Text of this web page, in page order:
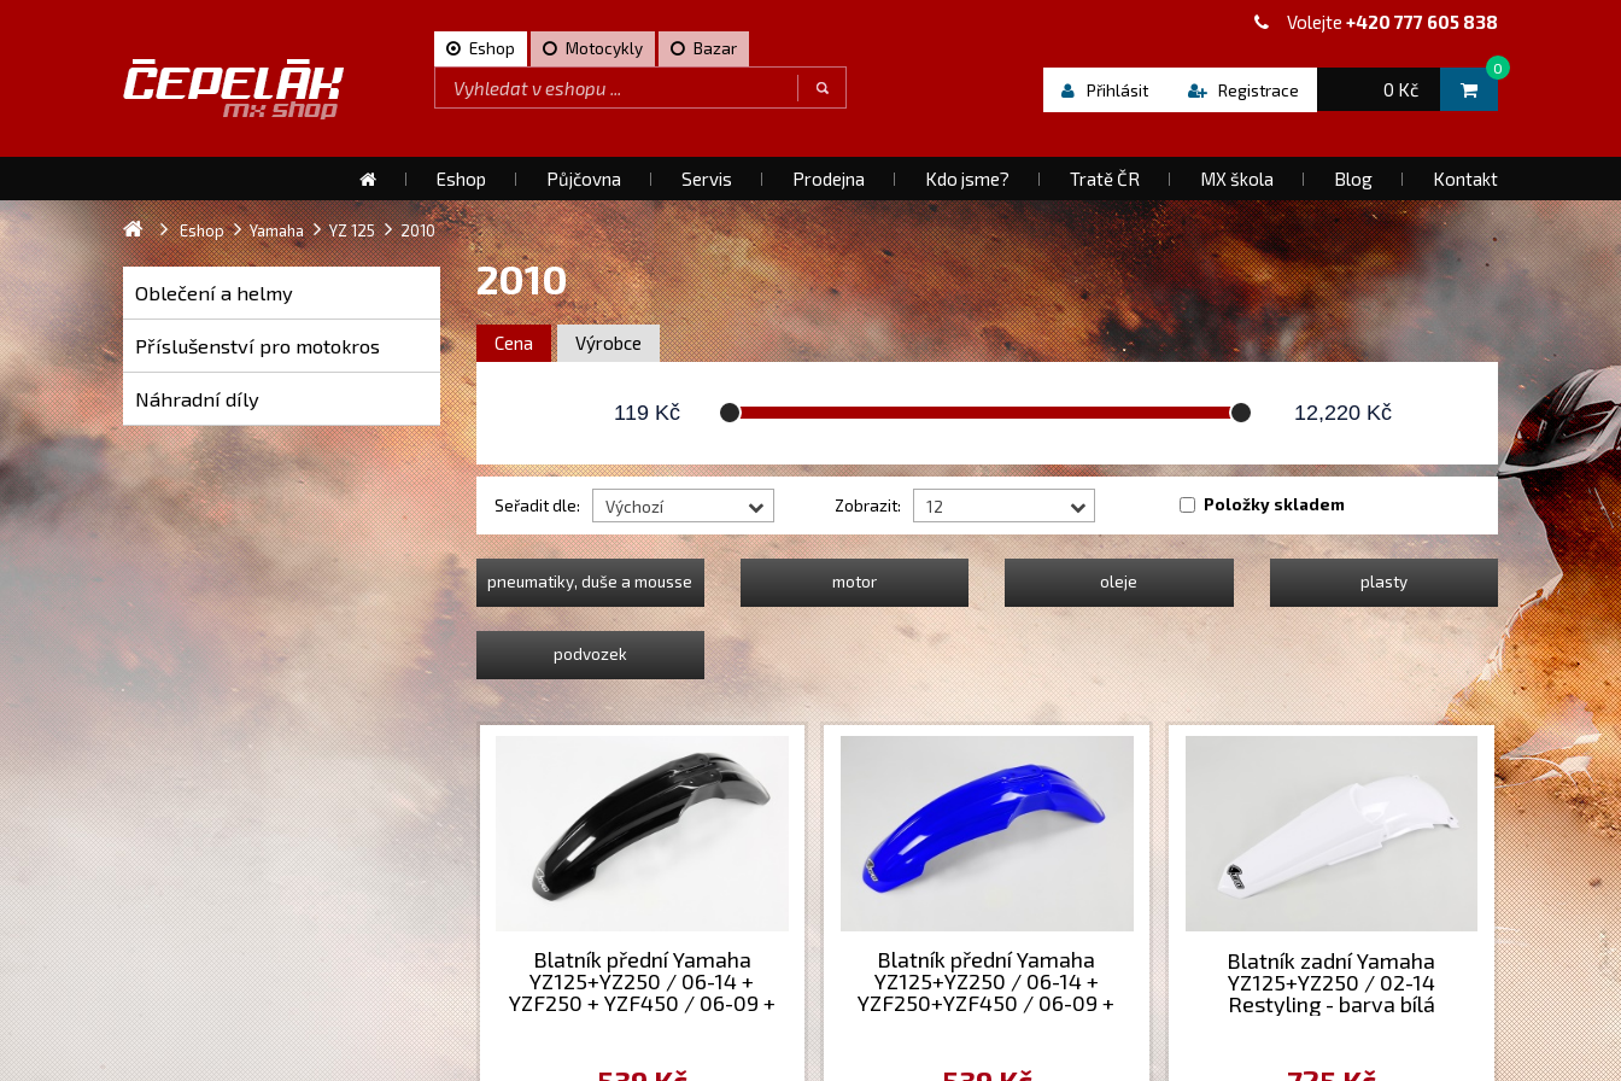
Volejte +420 777 605 838
Eshop Motocykly Bazar
0 Kč
0
Přihlásit Registrace
Eshop Půjčovna Servis Prodejna Kdo jsme? Tratě ČR MX škola Blog Kontakt
Eshop Yamaha YZ 125 2010
Oblečení a helmy
Příslušenství pro motokros
Náhradní díly
2010
Cena Výrobce
119 Kč 12,220Kč
Seřadit dle: Výchozí Zobrazit: 12 Položky skladem
pneumatiky, duše a mousse motor oleje plasty
podvozek
Blatník přední Yamaha
YZ125+YZ250 / 06-14 +
YZF250 + YZF450 / 06-09 +
Blatník přední Yamaha
YZ125+YZ250 / 06-14 +
YZF250+YZF450 / 06-09 +
Blatník zadní Yamaha
YZ125+YZ250 / 02-14
Restyling - barva bílá